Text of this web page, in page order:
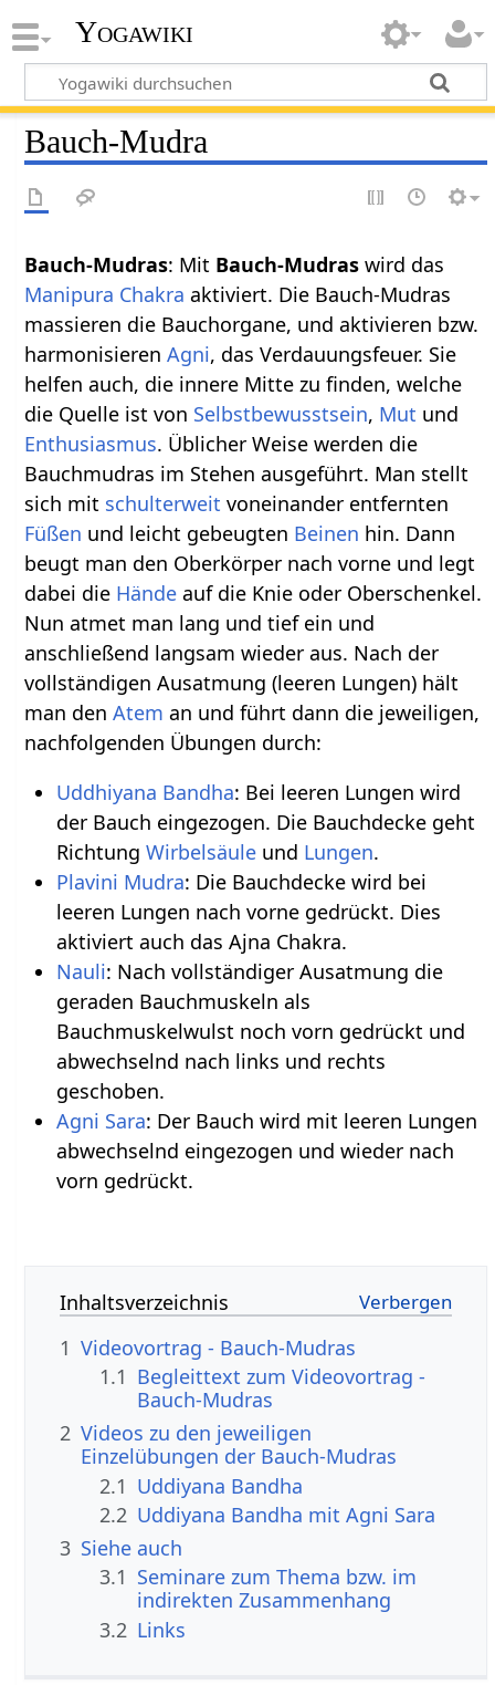
Yogawiki
Bauch-Mudra
Bauch-Mudras: Mit Bauch-Mudras wird das
Manipura Chakra aktiviert. Die Bauch-Mudras
massieren die Bauchorgane, und aktivieren bzw.
harmonisierenAgni, das Verdauungsfeuer. Sie
helfen auch, die innere Mitte zu finden, welche
die Quelle ist von Selbstbewusstsein, Mut und
Enthusiasmus. Üblicher Weise werden die
Bauchmudras im Stehen ausgeführt. Man stellt
sich mit schulterweit voneinander entfernten
Füßen und leicht gebeugten Beinen hin. Dann
beugt man den Oberkörper nach vorne und legt
dabei die Hände auf die Knie oder Oberschenkel.
Nun atmet man lang und tief ein und
anschließend langsam wieder aus. Nach der
vollständigen Ausatmung (leeren Lungen) hält
man denAtem an und führt dann die jeweiligen,
nachfolgenden Übungen durch:
Uddhiyana Bandha: Bei leeren Lungen wird
der Bauch eingezogen. Die Bauchdecke geht
Richtung Wirbelsäuleund Lungen.
Plavini Mudra: Die Bauchdecke wird bei
leeren Lungen nach vorne gedrückt. Dies
aktiviert auch das Ajna Chakra.
Nauli: Nach vollständiger Ausatmung die
geraden Bauchmuskeln als
Bauchmuskelwulst noch vorn gedrückt und
abwechselnd nach links und rechts
geschoben.
Agni Sara: Der Bauch wird mit leeren Lungen
abwechselnd eingezogen und wieder nach
vorn gedrückt.
Inhaltsverzeichnis
1 Videovortrag - Bauch-Mudras
1.1 Begleittext zum Videovortrag -
Bauch-Mudras
2 Videos zu den jeweiligen
Einzelübungen der Bauch-Mudras
2.1 Uddiyana Bandha
2.2 Uddiyana Bandha mit Agni Sara
3 Siehe auch
3.1 Seminare zum Thema bzw. im
indirekten Zusammenhang
3.2 Links